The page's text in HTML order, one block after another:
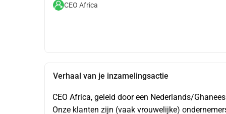
CEO Africa
Verhaal van je inzamelingsactie
CEO Africa, geleid door een Nederlands/
Onze klanten zijn (vaak vrouwelijke)